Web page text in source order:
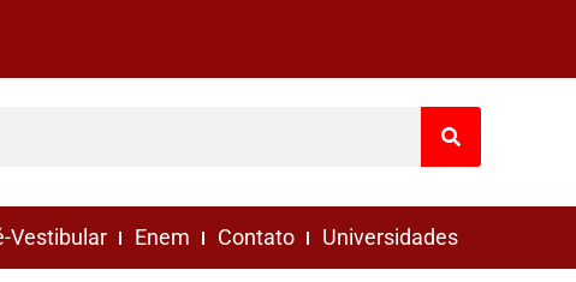
Vestibular Enem Contato Universidades